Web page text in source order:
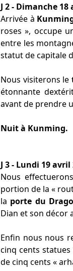
J 2 - Dimanche
Arrivée à
roses », occupe
entre les
statut de capitale
Nous visiterons le
étonnante
avant de prendre
Nuit à Kunming.
J 3 - Lundi 19
Nous
portion de la «
la porte du
Dian et son décor
Enfin nous nous
cinq cents
de cinq cents «